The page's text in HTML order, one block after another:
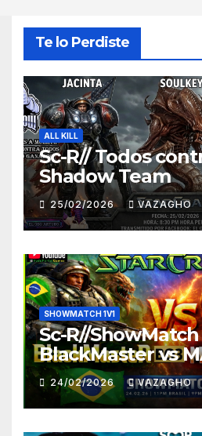
Te lo Perdiste
ALL KILL
Sc-R// Todos
Shadow Team
25/02/2026 VAZAGHO
SHOWMATCH 1V1
Sc-R//ShowMatch
BlackMaster vs
HUNTER
24/02/2026 VAZAGHO